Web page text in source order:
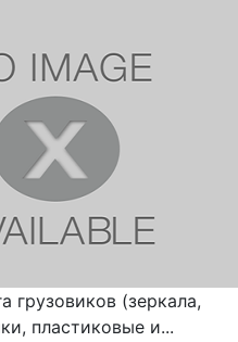
грузовиков (зеркала,
пластиковые и...